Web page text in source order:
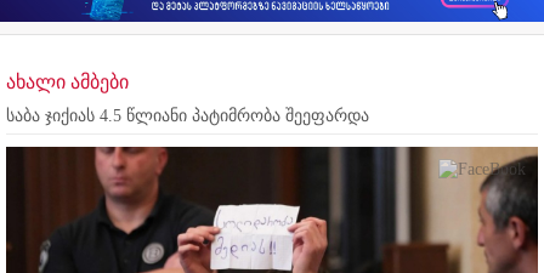
ახალი ამბები
საბა ჯიქიას 4.5 წლიანი პატიმრობა შეეფარდა